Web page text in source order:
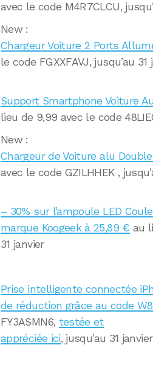
avec le code M4R7CLCU,
New :
Chargeur Voiture 2 Ports
le code FGXXFAVJ, jusqu’au 31
Support Smartphone Voiture
lieu de 9,99 avec le code
New :
Chargeur de Voiture alu
avec le code GZILHHEK ,
– 30% sur l’ampoule LED
marque Koogeek à 25,89 € au
31 janvier
Prise intelligente connectée
de réduction grâce au code
FY3ASMN6, testée et
appréciée ici, jusqu’au 31 janvier